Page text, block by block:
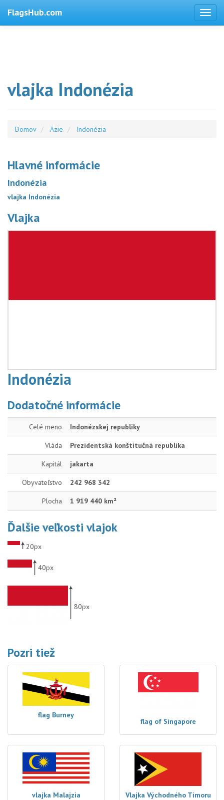
FlagsHub.com
vlajka Indonézia
Domov Ázie Indonézia
Hlavné informácie
Indonézia
vlajka Indonézia
Vlajka
Indonézia
Dodatočné informácie
Celé meno Indonézskej republiky
Vláda Prezidentská konštitučná republika
Kapitál jakarta
Obyvateľstvo 242 968 342
Plocha 1 919 440 km²
Ďalšie veľkosti vlajok
20px
40px
80px
Pozri tiež
flag Burney
flag of Singapore
vlajka Malajzia Vlajka Východného Timoru